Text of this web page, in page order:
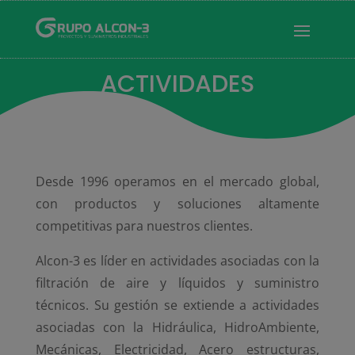
ACTIVIDADES
Desde 1996 operamos en el mercado global,
con productos y soluciones altamente
competitivas para nuestros clientes.
Alcon-3 es líder en actividades asociadas con la
filtración de aire y líquidos y suministro
técnicos. Su gestión se extiende a actividades
asociadas con la Hidráulica, HidroAmbiente,
Mecánicas, Electricidad, Acero estructuras,